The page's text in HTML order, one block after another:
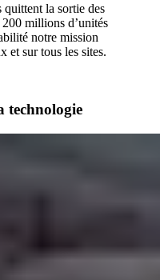
quittent la sortie des
millions d’unités
notre mission
et sur tous les sites.
technologie